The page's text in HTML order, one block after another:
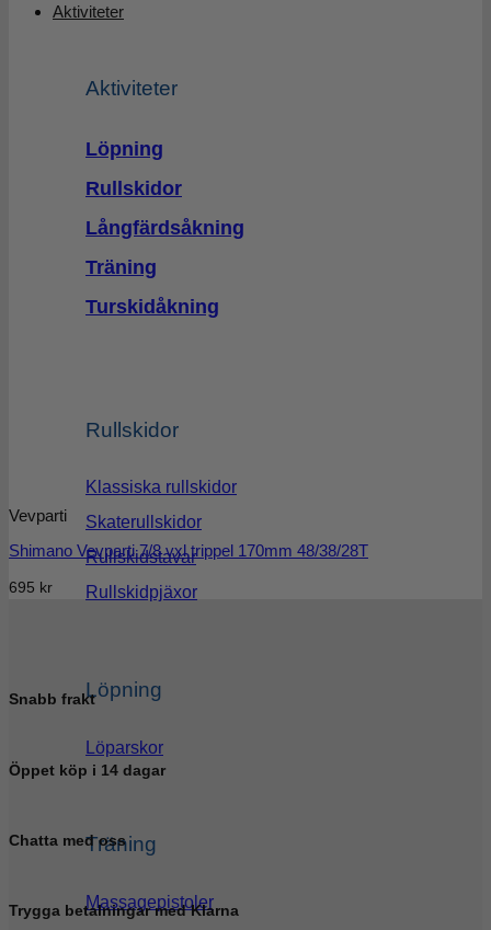
Aktiviteter
Aktiviteter
Löpning
Rullskidor
Långfärdsåkning
Träning
Turskidåkning
Rullskidor
Klassiska rullskidor
Skaterullskidor
Rullskidstavar
Rullskidpjäxor
Löpning
Löparskor
Träning
Massagepistoler
Vevparti
Shimano Vevparti 7/8 vxl trippel 170mm 48/38/28T
695 kr
Snabb frakt
Öppet köp i 14 dagar
Chatta med oss
Trygga betalningar med Klarna